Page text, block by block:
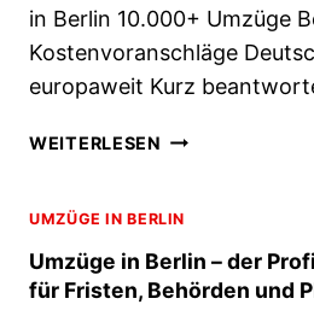
N
R
:
O
S
in Berlin 10.000+ Umzüge
Kostenvoranschläge
europaweit Kurz
WEITERLESEN B
G
S
O
UMZÜGE IN BERLIN
Umzüge in Berlin – der
für Fristen, Behörden und